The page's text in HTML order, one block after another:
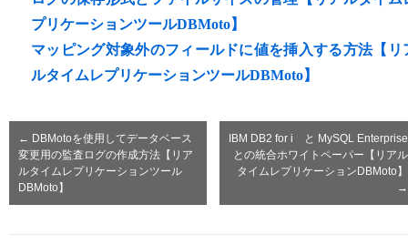
プリケーションツールDBMoto】
マッピング対象外のフィールドに値を挿入する方法【リ
ルタイムレプリケーションツールDBMoto】
← DBMotoを使用してデータベース
変更用の監査ログの作成方法【リア
ルタイムレプリケーションツール
DBMoto】
IBM DB2 for i と MySQL Enterprise
との統合ホワイトペーパー【リアル
タイムレプリケーションDBMoto】
→